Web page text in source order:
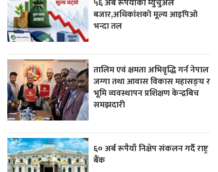
बजार,अधिकांशको मूल्य आइपिओ
भन्दा तल
तालिम एवं क्षमता अभिवृद्धि गर्न नेपाल
जग्गा तथा आवास विकास महासङ्घ र
भूमि व्यवस्थापन प्रशिक्षण केन्द्रबिच
समझदारी
६० अर्ब रूपैयाँ निक्षेप संकलन गर्दै राष्ट्र
बैंक